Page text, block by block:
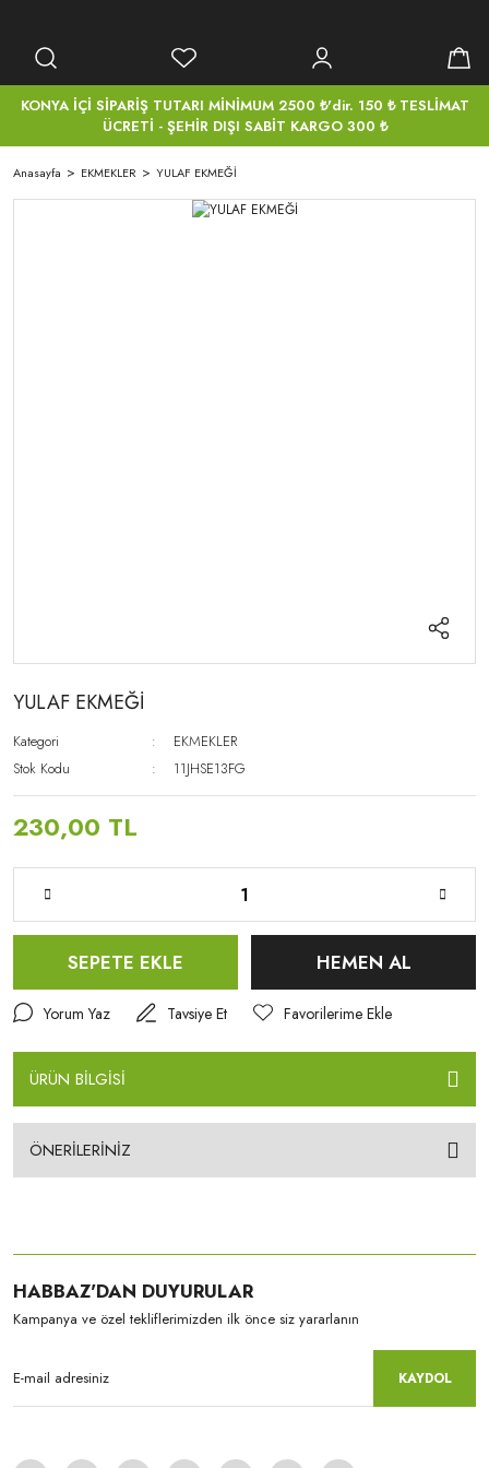
KONYA İÇİ SİPARİŞ TUTARI MİNİMUM 2500 ₺'dir. 150 ₺ TESLİMAT
ÜCRETİ - ŞEHİR DIŞI SABİT KARGO 300 ₺
Anasayfa EKMEKLER YULAF EKMEĞİ
YULAF EKMEĞİ
Kategori
EKMEKLER
Stok Kodu
11JHSE13FG
230,00 TL
SEPETE EKLE HEMEN AL
Yorum Yaz Tavsiye Et
ÜRÜN BİLGİSİ
ÖNERİLERİNİZ
HABBAZ'DAN DUYURULAR
Kampanya ve özel tekliflerimizden ilk önce siz yararlanın
KAYDOL